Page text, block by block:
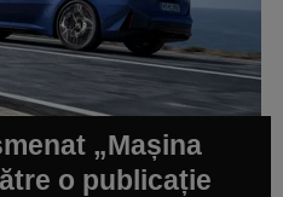
„Mașina
o publicație